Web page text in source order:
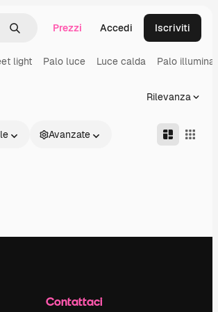
per immagine
Ricerca Prezzi Accedi Iscriviti
light Palo luce Luce calda Palo
Rilevanza
Avanzate
Contattaci